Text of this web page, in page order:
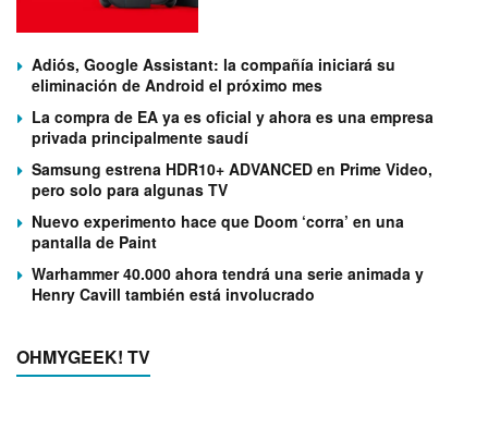
Adiós, Google Assistant: la compañía iniciará su
eliminación de Android el próximo mes
La compra de EA ya es oficial y ahora es una empresa
privada principalmente saudí
Samsung estrena HDR10+ ADVANCED en Prime Video,
pero solo para algunas TV
Nuevo experimento hace que Doom ‘corra’ en una
pantalla de Paint
Warhammer 40.000 ahora tendrá una serie animada y
Henry Cavill también está involucrado
OHMYGEEK! TV